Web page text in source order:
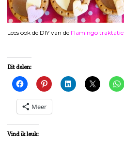
Lees ook de DIY van de Flamingo traktatie
Dit delen:
Meer
Vind ik leuk: